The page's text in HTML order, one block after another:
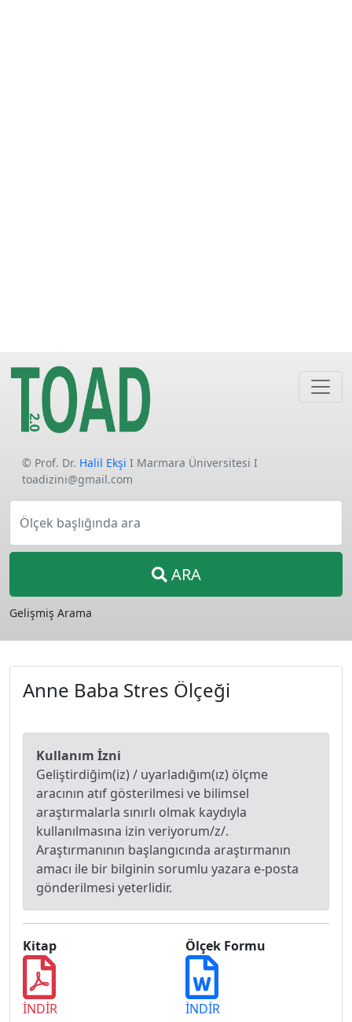
© Prof. Dr. Halil Ekşi I Marmara Üniversitesi I
toadizini@gmail.com
Ölçek başlığında ara
ARA
Gelişmiş Arama
Anne Baba Stres Ölçeği
Kullanım İzni
Geliştirdiğim(iz) / uyarladığım(ız) ölçme
aracının atıf gösterilmesi ve bilimsel
araştırmalarla sınırlı olmak kaydıyla
kullanılmasına izin veriyorum/z/.
Araştırmanının başlangıcında araştırmanın
amacı ile bir bilginin sorumlu yazara e-posta
gönderilmesi yeterlidir.
Kitap
İNDİR
Ölçek Formu
İNDİR